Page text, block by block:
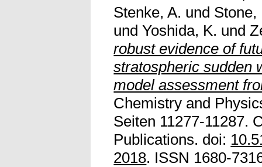
Stenke, A. und Stone,
undYoshida, K. und
robust evidence of
stratospheric sudden
model assessment
Chemistry and
Seiten 11277-11287.
Publications. doi:
2018. ISSN 1680-